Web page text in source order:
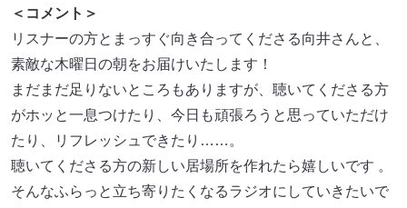
＜コメント＞
リスナーの方とまっすぐ向き合ってくださる向井さんと、
素敵な木曜日の朝をお届けいたします！
まだまだ足りないところもありますが、聴いてくださる方
がホッと一息つけたり、今日も頑張ろうと思っていただけ
たり、リフレッシュできたり……。
聴いてくださる方の新しい居場所を作れたら嬉しいです 。
そんなふらっと立ち寄りたくなるラジオにしていきたいで